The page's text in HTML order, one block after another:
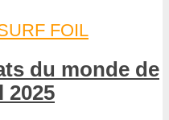
FOIL
du monde de
2025